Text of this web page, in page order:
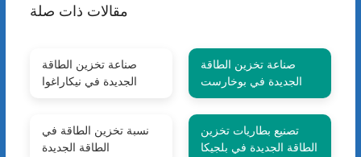
مقالات ذات صلة
صناعة تخزين الطاقة
الجديدة في نيكاراغوا
صناعة تخزين الطاقة
الجديدة في بوخارست
نسبة تخزين الطاقة في
الطاقة الجديدة
تصنيع بطاريات تخزين
الطاقة الجديدة في بلجيكا